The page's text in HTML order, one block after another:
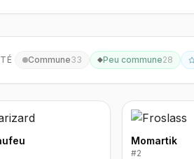
Commune33 Peu commune28
Momartik
#2